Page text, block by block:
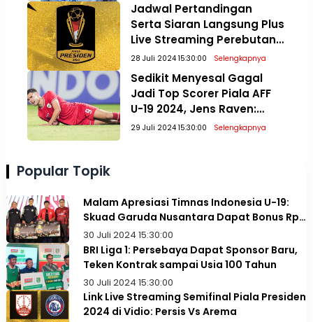
Jadwal Pertandingan
Serta Siaran Langsung Plus
Live Streaming Perebutan
Posisi Tiga dan Final Piala
Presiden 2024
28 Juli 2024 15:30:00 Selengkapnya
Sedikit Menyesal Gagal
Jadi Top Scorer Piala AFF
U-19 2024, Jens Raven:
Paling Penting Juara!
29 Juli 2024 15:30:00 Selengkapnya
Popular Topik
Malam Apresiasi Timnas Indonesia U-19:
Skuad Garuda Nusantara Dapat Bonus Rp1
Miliar
30 Juli 2024 15:30:00
BRI Liga 1: Persebaya Dapat Sponsor Baru,
Teken Kontrak sampai Usia 100 Tahun
30 Juli 2024 15:30:00
Link Live Streaming Semifinal Piala Presiden
2024 di Vidio: Persis Vs Arema